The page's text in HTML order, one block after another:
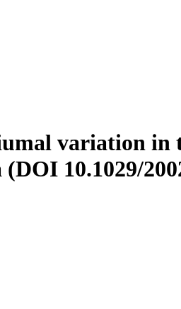
variation in
10.1029/